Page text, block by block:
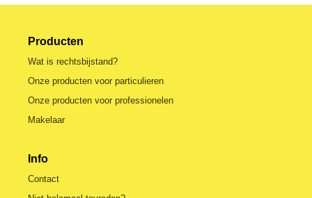
Producten
Wat is rechtsbijstand?
Onze producten voor particulieren
Onze producten voor professionelen
Makelaar
Info
Contact